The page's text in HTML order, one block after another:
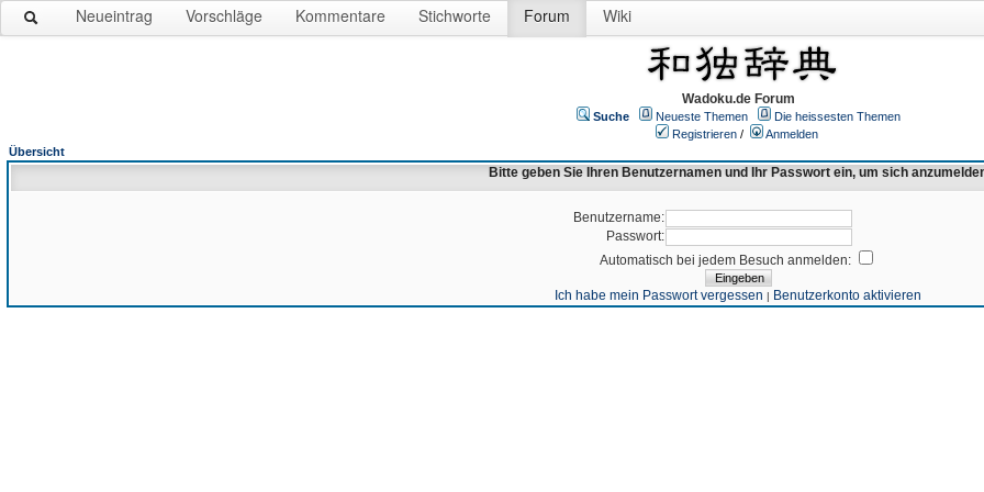
Neueintrag Vorschläge Kommentare Stichworte Forum Wiki
Wadoku.de Forum
Suche Neueste Themen
Die heissesten Themen
Registrieren /
Anmelden
Übersicht
Bitte geben Sie Ihren Benutzernamen und Ihr Passwort ein, um sich
Benutzername:
Passwort:
Automatisch bei jedem Besuch anmelden:
Ich habe mein Passwort vergessen | Benutzerkonto aktivieren